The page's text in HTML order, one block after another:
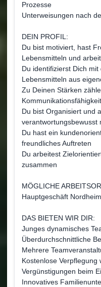
Prozesse
Unterweisungen nach
DEIN PROFIL:
Du bist motiviert, hast
Lebensmitteln und
Du identifizierst Dich
Lebensmitteln aus
Zu Deinen Stärken
Du bist Organisiert und
verantwortungsbewusst
Du hast ein
freundliches Auftreten
Du arbeitest
zusammen
MÖGLICHE
Hauptgeschäft
DAS BIETEN WIR DIR:
Junges dynamisches
Überdurchschnittliche
Mehrere
Kostenlose Verpflegung
Vergünstigungen beim
Innovatives